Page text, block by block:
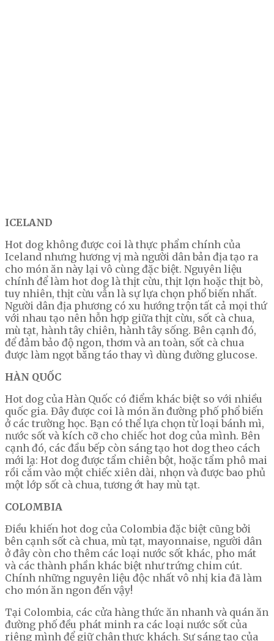
ICELAND
Hot dog không được coi là thực phẩm chính của
Iceland nhưng hương vị mà người dân bản địa tạo ra
cho món ăn này lại vô cùng đặc biệt. Nguyên liệu
chính để làm hot dog là thịt cừu, thịt lợn hoặc thịt bò,
tuy nhiên, thịt cừu vẫn là sự lựa chọn phổ biến nhất.
Người dân địa phương có xu hướng trộn tất cả mọi thứ
với nhau tạo nên hỗn hợp giữa thịt cừu, sốt cà chua,
mù tạt, hành tây chiên, hành tây sống. Bên cạnh đó,
để đảm bảo độ ngon, thơm và an toàn, sốt cà chua
được làm ngọt bằng táo thay vì dùng đường glucose.
HÀN QUỐC
Hot dog của Hàn Quốc có điểm khác biệt so với nhiều
quốc gia. Đây được coi là món ăn đường phố phổ biến
ở các trường học. Bạn có thể lựa chọn từ loại bánh mì,
nước sốt và kích cỡ cho chiếc hot dog của mình. Bên
cạnh đó, các đầu bếp còn sáng tạo hot dog theo cách
mới lạ: Hot dog được tẩm chiên bột, hoặc tẩm phô mai
rồi cắm vào một chiếc xiên dài, nhọn và được bao phủ
một lớp sốt cà chua, tương ớt hay mù tạt.
COLOMBIA
Điều khiến hot dog của Colombia đặc biệt cũng bởi
bên cạnh sốt cà chua, mù tạt, mayonnaise, người dân
ở đây còn cho thêm các loại nước sốt khác, pho mát
và các thành phần khác biệt như trứng chim cút.
Chính những nguyên liệu độc nhất vô nhị kia đã làm
cho món ăn ngon đến vậy!
Tại Colombia, các cửa hàng thức ăn nhanh và quán ăn
đường phố đều phát minh ra các loại nước sốt của
riêng mình để giữ chân thực khách. Sự sáng tạo của